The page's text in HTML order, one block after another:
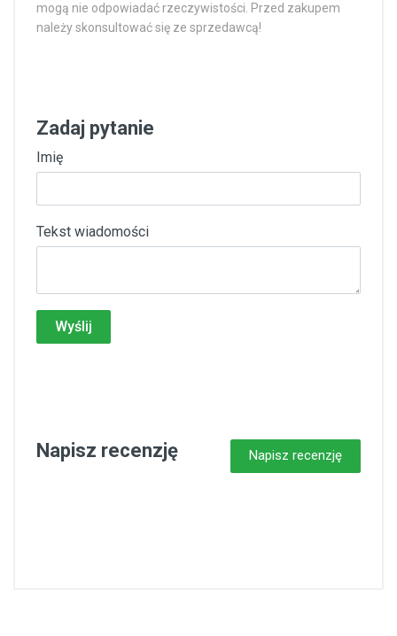
mogą nie odpowiadać rzeczywistości. Przed zakupem
należy skonsultować się ze sprzedawcą!
Zadaj pytanie
Imię
Tekst wiadomości
Wyślij
Napisz recenzję Napisz recenzję